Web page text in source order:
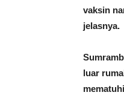
vaksin
jelasnya.
luar